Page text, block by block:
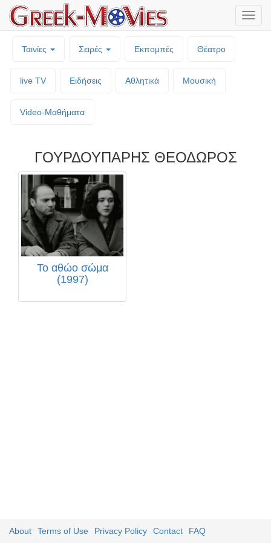
Ταινίες Σειρές Εκπομπές Θέατρο
live TV Ειδήσεις Αθλητικά Μουσική
Video-Mαθήματα
ΓΟΥΡΔΟΥΠΑΡΗΣ ΘΕΟΔΩΡΟΣ
Το αθώο σώμα
(1997)
About Terms of Use Privacy Policy Contact FAQ